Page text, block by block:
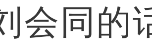
会同的